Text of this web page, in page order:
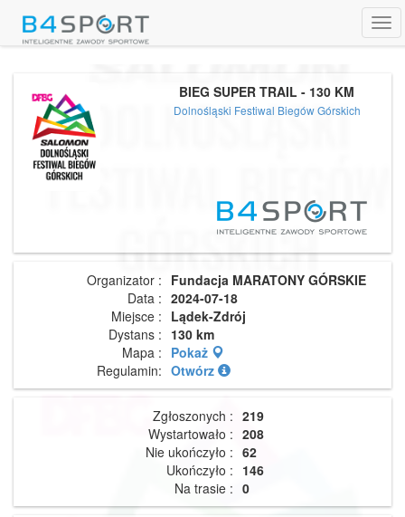
BIEG SUPER TRAIL - 130 KM
Dolnośląski Festiwal Biegów Górskich
Organizator : Fundacja MARATONY GÓRSKIE
Data : 2024-07-18
Miejsce : Lądek-Zdrój
Dystans : 130 km
Mapa : Pokaż
Regulamin: Otwórz
Zgłoszonych : 219
Wystartowało : 208
Nie ukończyło : 62
Ukończyło : 146
Na trasie : 0